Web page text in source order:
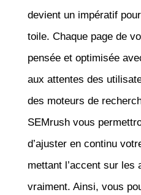
devient un impératif
toile. Chaque page de
pensée et optimisée
aux attentes des
des moteurs de
SEMrush vous
d’ajuster en continu
mettant l’accent sur les
vraiment. Ainsi, vous